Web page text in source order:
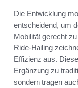
Die Entwicklung
entscheidend, um
Mobilität gerecht
Ride-Hailing
Effizienz aus.
Ergänzung zu
sondern tragen